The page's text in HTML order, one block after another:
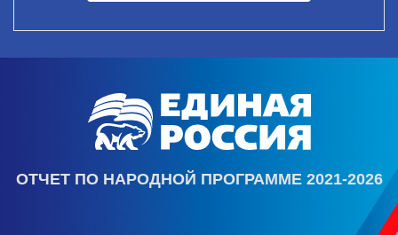
ОТЧЕТ ПО НАРОДНОЙ ПРОГРАММЕ 2021-2026